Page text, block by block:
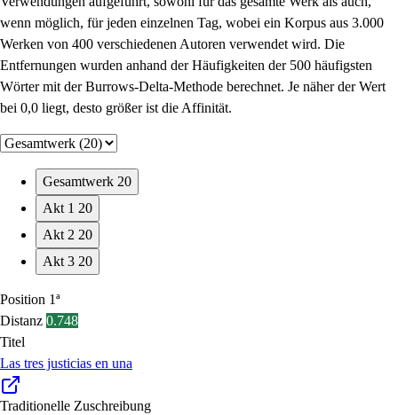
wenn möglich, für jeden einzelnen Tag, wobei ein Korpus aus 3.000
Werken von 400 verschiedenen Autoren verwendet wird. Die
Entfernungen wurden anhand der Häufigkeiten der 500 häufigsten
Wörter mit der Burrows-Delta-Methode berechnet. Je näher der Wert
bei 0,0 liegt, desto größer ist die Affinität.
Gesamtwerk 20
Akt 1 20
Akt 2 20
Akt 3 20
Position 1ª
Distanz 0.748
Titel
Las tres justicias en una
Traditionelle Zuschreibung